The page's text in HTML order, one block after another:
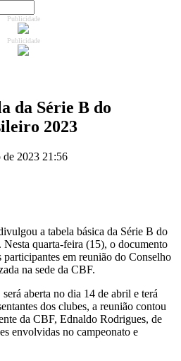
Publicidade
Publicidade
da Série B do
2023
de 2023 21:56
a tabela básica da Série B do
quarta-feira (15), o documento
participantes em reunião do Conselho
na sede da CBF.
aberta no dia 14 de abril e terá
dos clubes, a reunião contou
da CBF, Ednaldo Rodrigues, de
envolvidas no campeonato e